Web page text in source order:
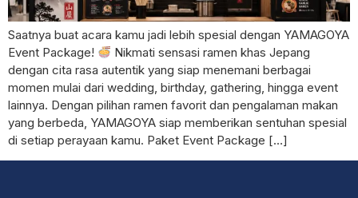
Saatnya buat acara kamu jadi lebih spesial dengan YAMAGOYA
Event Package!
Nikmati sensasi ramen khas Jepang
dengan cita rasa autentik yang siap menemani berbagai
momen mulai dari wedding, birthday, gathering, hingga event
lainnya. Dengan pilihan ramen favorit dan pengalaman makan
yang berbeda, YAMAGOYA siap memberikan sentuhan spesial
di setiap perayaan kamu. Paket Event Package […]